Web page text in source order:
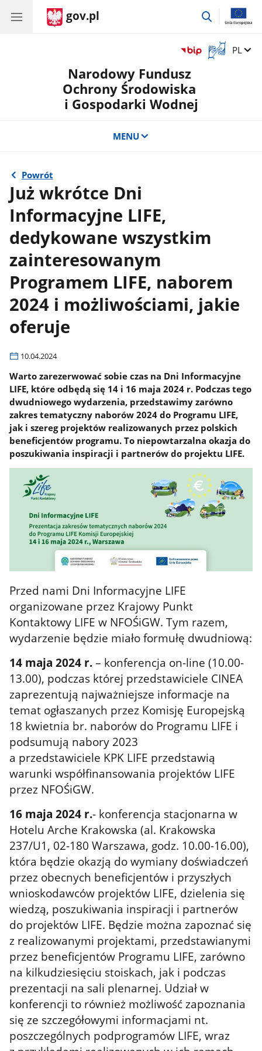
gov.pl
przejdź
Otwórz
okno
Zmień
PL
Narodowy Fundusz
Ochrony Środowiska
i Gospodarki Wodnej
MENU
Powrót
Już wkrótce Dni
Informacyjne LIFE,
dedykowane wszystkim
zainteresowanym
Programem LIFE, naborem
2024 i możliwościami, jakie
oferuje
10.04.2024
Warto zarezerwować sobie czas na Dni Informacyjne
LIFE, które odbędą się 14 i 16 maja 2024 r. Podczas tego
dwudniowego wydarzenia, przedstawimy zarówno
zakres tematyczny naborów 2024 do Programu LIFE,
jak i szereg projektów realizowanych przez polskich
beneficjentów programu. To niepowtarzalna okazja do
poszukiwania inspiracji i partnerów do projektu LIFE.
Przed nami Dni Informacyjne LIFE
organizowane przez Krajowy Punkt
Kontaktowy LIFE w NFOŚiGW. Tym razem,
wydarzenie będzie miało formułę dwudniową:
14 maja 2024 r. – konferencja on-line (10.00-
13.00), podczas której przedstawiciele CINEA
zaprezentują najważniejsze informacje na
temat ogłaszanych przez Komisję Europejską
18 kwietnia br. naborów do Programu LIFE i
podsumują nabory 2023
a przedstawiciele KPK LIFE przedstawią
warunki współfinansowania projektów LIFE
przez NFOŚiGW.
16 maja 2024 r.- konferencja stacjonarna w
Hotelu Arche Krakowska (al. Krakowska
237/U1, 02-180 Warszawa, godz. 10.00-16.00),
która będzie okazją do wymiany doświadczeń
przez obecnych beneficjentów i przyszłych
wnioskodawców projektów LIFE, dzielenia się
wiedzą, poszukiwania inspiracji i partnerów
do projektów LIFE. Będzie można zapoznać się
z realizowanymi projektami, przedstawianymi
przez beneficjentów Programu LIFE, zarówno
na kilkudziesięciu stoiskach, jak i podczas
prezentacji na sali plenarnej. Udział w
konferencji to również możliwość zapoznania
się ze szczegółowymi informacjami nt.
poszczególnych podprogramów LIFE, wraz